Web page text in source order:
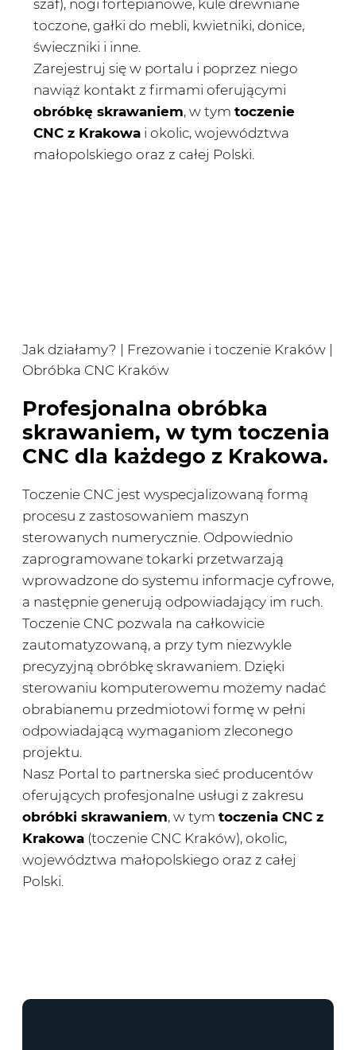
szaf), nogi fortepianowe, kule drewniane
toczone, gałki do mebli, kwietniki, donice,
świeczniki i inne.
Zarejestruj się w portalu i poprzez niego
nawiąż kontakt z firmami oferującymi
obróbkę skrawaniem, w tym toczenie
CNC z Krakowa i okolic, województwa
małopolskiego oraz z całej Polski.
Jak działamy? | Frezowanie i toczenie Kraków |
Obróbka CNC Kraków
Profesjonalna obróbka
skrawaniem, w tym toczenia
CNC dla każdego z Krakowa.
Toczenie CNC jest wyspecjalizowaną formą
procesu z zastosowaniem maszyn
sterowanych numerycznie. Odpowiednio
zaprogramowane tokarki przetwarzają
wprowadzone do systemu informacje cyfrowe,
a następnie generują odpowiadający im ruch.
Toczenie CNC pozwala na całkowicie
zautomatyzowaną, a przy tym niezwykle
precyzyjną obróbkę skrawaniem. Dzięki
sterowaniu komputerowemu możemy nadać
obrabianemu przedmiotowi formę w pełni
odpowiadającą wymaganiom zleconego
projektu.
Nasz Portal to partnerska sieć producentów
oferujących profesjonalne usługi z zakresu
obróbki skrawaniem, w tym toczenia CNC z
Krakowa (toczenie CNC Kraków), okolic,
województwa małopolskiego oraz z całej
Polski.